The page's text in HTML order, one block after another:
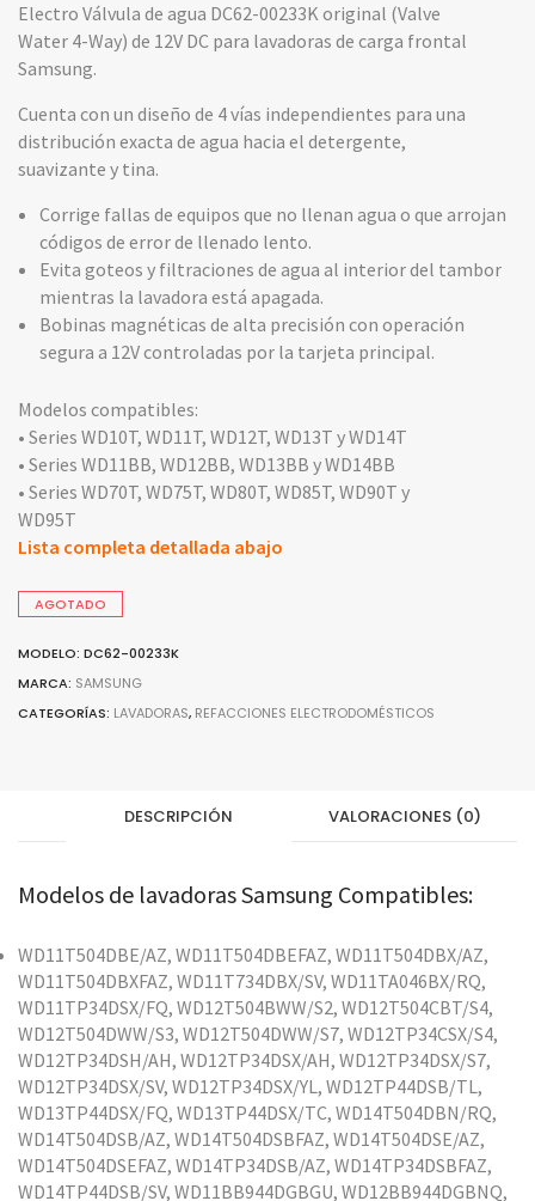
Electro Válvula de agua DC62-00233K original (Valve
Water 4-Way) de 12V DC para lavadoras de carga frontal
Samsung.
Cuenta con un diseño de 4 vías independientes para una
distribución exacta de agua hacia el detergente,
suavizante y tina.
Corrige fallas de equipos que no llenan agua o que arrojan
códigos de error de llenado lento.
Evita goteos y filtraciones de agua al interior del tambor
mientras la lavadora está apagada.
Bobinas magnéticas de alta precisión con operación
segura a 12V controladas por la tarjeta principal.
Modelos compatibles:
• Series WD10T, WD11T, WD12T, WD13T y WD14T
• Series WD11BB, WD12BB, WD13BB y WD14BB
• Series WD70T, WD75T, WD80T, WD85T, WD90T y
WD95T
Lista completa detallada abajo
AGOTADO
MODELO: DC62-00233K
MARCA: SAMSUNG
CATEGORÍAS: LAVADORAS, REFACCIONES ELECTRODOMÉSTICOS
DESCRIPCIÓN VALORACIONES (0)
Modelos de lavadoras Samsung Compatibles:
WD11T504DBE/AZ, WD11T504DBEFAZ, WD11T504DBX/AZ,
WD11T504DBXFAZ, WD11T734DBX/SV, WD11TA046BX/RQ,
WD11TP34DSX/FQ, WD12T504BWW/S2, WD12T504CBT/S4,
WD12T504DWW/S3, WD12T504DWW/S7, WD12TP34CSX/S4,
WD12TP34DSH/AH, WD12TP34DSX/AH, WD12TP34DSX/S7,
WD12TP34DSX/SV, WD12TP34DSX/YL, WD12TP44DSB/TL,
WD13TP44DSX/FQ, WD13TP44DSX/TC, WD14T504DBN/RQ,
WD14T504DSB/AZ, WD14T504DSBFAZ, WD14T504DSE/AZ,
WD14T504DSEFAZ, WD14TP34DSB/AZ, WD14TP34DSBFAZ,
WD14TP44DSB/SV, WD11BB944DGBGU, WD12BB944DGBNQ,